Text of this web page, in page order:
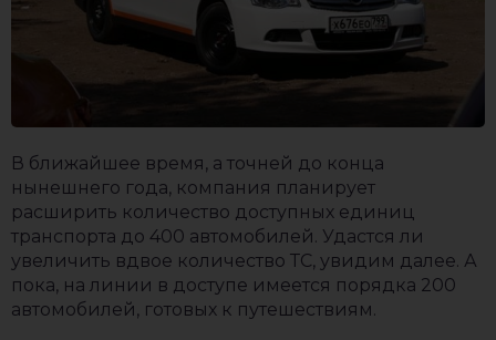
В ближайшее время, а точней до конца
нынешнего года, компания планирует
расширить количество доступных единиц
транспорта до 400 автомобилей. Удастся ли
увеличить вдвое количество ТС, увидим далее. А
пока, на линии в доступе имеется порядка 200
автомобилей, готовых к путешествиям.